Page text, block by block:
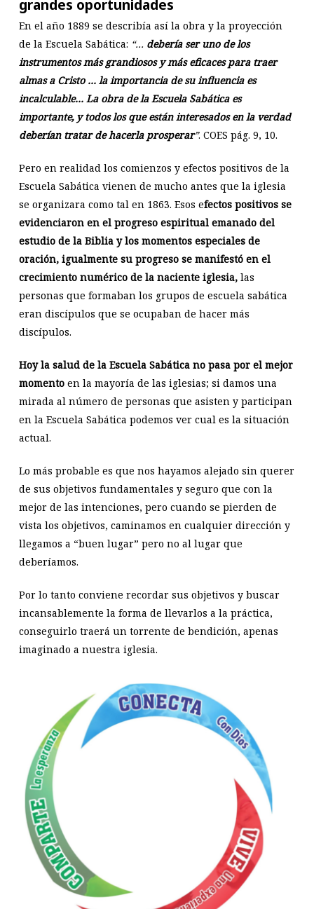
grandes oportunidades
En el año 1889 se describía así la obra y la proyección
de la Escuela Sabática: “… debería ser uno de los
instrumentos más grandiosos y más eficaces para traer
almas a Cristo … la importancia de su influencia es
incalculable… La obra de la Escuela Sabática es
importante, y todos los que están interesados en la verdad
deberían tratar de hacerla prosperar”. COES pág. 9, 10.
Pero en realidad los comienzos y efectos positivos de la
Escuela Sabática vienen de mucho antes que la iglesia
se organizara como tal en 1863. Esos efectos positivos se
evidenciaron en el progreso espiritual emanado del
estudio de la Biblia y los momentos especiales de
oración, igualmente su progreso se manifestó en el
crecimiento numérico de la naciente iglesia,las
personas que formaban los grupos de escuela sabática
eran discípulos que se ocupaban de hacer más
discípulos.
Hoy la salud de la Escuela Sabática no pasa por el mejor
momentoen la mayoría de las iglesias; si damos una
mirada al número de personas que asisten y participan
en la Escuela Sabática podemos ver cual es la situación
actual.
Lo más probable es que nos hayamos alejado sin querer
de sus objetivos fundamentales y seguro que con la
mejor de las intenciones, pero cuando se pierden de
vista los objetivos, caminamos en cualquier dirección y
llegamos a “buen lugar” pero no al lugar que
deberíamos.
Por lo tanto conviene recordar sus objetivos y buscar
incansablemente la forma de llevarlos a la práctica,
conseguirlo traerá un torrente de bendición, apenas
imaginado a nuestra iglesia.